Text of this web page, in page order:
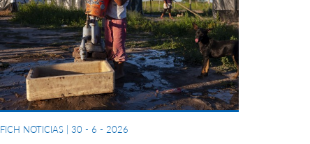
FICH NOTICIAS 30 - 6 - 2026